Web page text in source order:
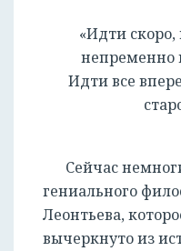
«Идти
Идти все
Сейчас
гениального
Леонтьева,
вычеркнуто из